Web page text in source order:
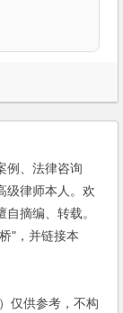
例、法律咨询
级律师本人。欢
摘编、转载。
"，并链接本
仅供参考，不构